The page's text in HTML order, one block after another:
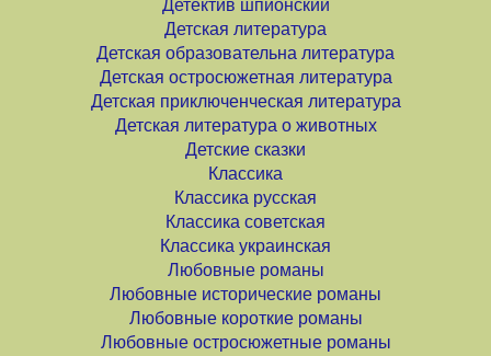
Детектив шпионский
Детская литература
Детская образовательна литература
Детская остросюжетная литература
Детская приключенческая литература
Детская литература о животных
Детские сказки
Классика
Классика русская
Классика советская
Классика украинская
Любовные романы
Любовные исторические романы
Любовные короткие романы
Любовные остросюжетные романы